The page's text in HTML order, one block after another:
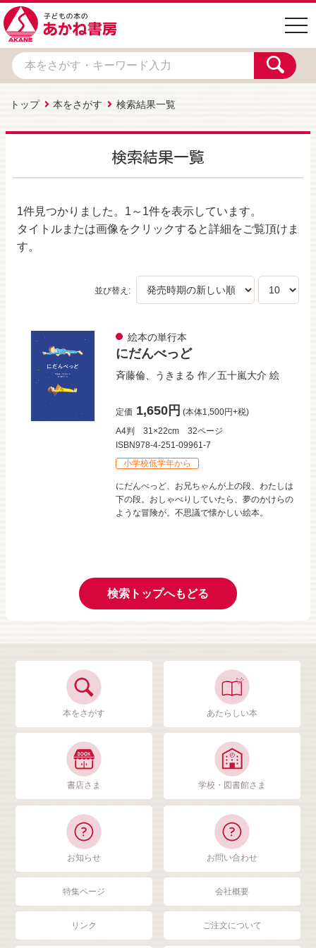
トップ 本をさがす 検索結果一覧
検索結果一覧
1件見つかりました。 1～1件を表示しています。
タイトルまたは画像をクリックすると詳細をご覧頂けま
す。
並び替え:
絵本の単行本
にだんべっど
斉藤倫 うきまる 作／五十嵐大介 絵
定価 1,650円 (本体1,500円+税)
A4判
31×22cm
32ページ
ISBN978-4-251-09961-7
小学校低学年から
にだんべっど、お兄ちゃんが上の段、わたしは
下の段。おしゃべりしていたら、夢のかけらの
ような冒険が。不思議で懐かしい絵本。
検索トップへもどる
本をさがす あたらしい本
書店さま 学校・図書館さま
お知らせ お問い合わせ
特集ページ 会社概要
リンク ご注文について